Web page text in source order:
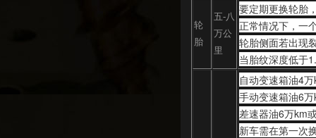
轮
胎
五-八
万公
里
要定期更换轮胎
正常情况下，一
轮胎侧面若出现
当胎纹深度低于
自动变速箱油4
手动变速箱油6
差速器油6万km
新车需在第一次